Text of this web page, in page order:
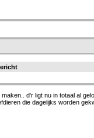
d'r ligt nu in totaal al
die dagelijks worden